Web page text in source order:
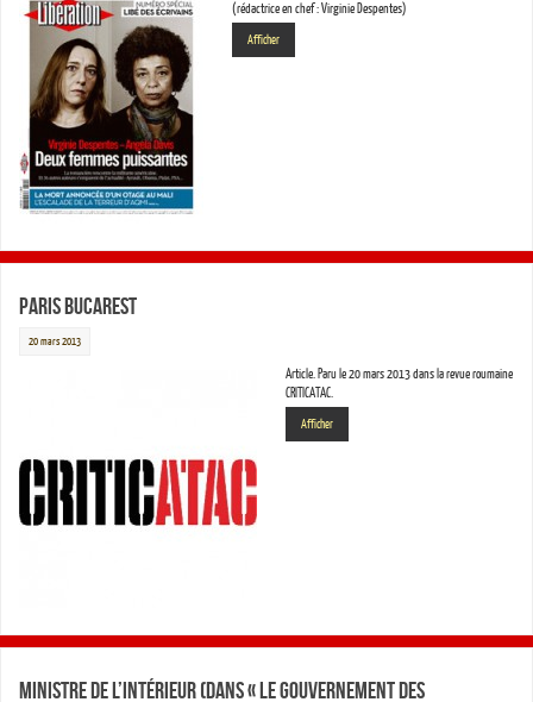
(rédactrice en chef : Virginie Despentes)
Afficher
Paris Bucarest
20 mars 2013
Article. Paru le 20 mars 2013 dans la revue roumaine
CRITICATAC.
Afficher
Ministre de l’intérieur (dans « Le gouvernement des